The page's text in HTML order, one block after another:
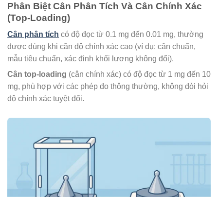
Phân Biệt Cân Phân Tích Và Cân Chính Xác
(Top-Loading)
Cân phân tích có độ đọc từ 0.1 mg đến 0.01 mg, thường
được dùng khi cần độ chính xác cao (ví dụ: cân chuẩn,
mẫu tiêu chuẩn, xác định khối lượng không đổi).
Cân top-loading (cân chính xác) có độ đọc từ 1 mg đến 10
mg, phù hợp với các phép đo thông thường, không đòi hỏi
độ chính xác tuyệt đối.